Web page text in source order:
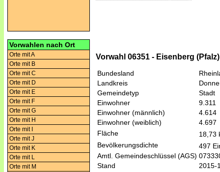
Vorwahlen nach Ort
Orte mit A
Orte mit B
Orte mit C
Orte mit D
Orte mit E
Orte mit F
Orte mit G
Orte mit H
Orte mit I
Orte mit J
Orte mit K
Orte mit L
Orte mit M
Vorwahl 06351 - Eisenberg
Bundesland
Landkreis
Gemeindetyp
Stadt
Einwohner
9.311
Einwohner (männlich)
4.614
Einwohner (weiblich)
4.697
Fläche
18,73
Bevölkerungsdichte
497
Amtl. Gemeindeschlüssel (AGS)
Stand
2015-